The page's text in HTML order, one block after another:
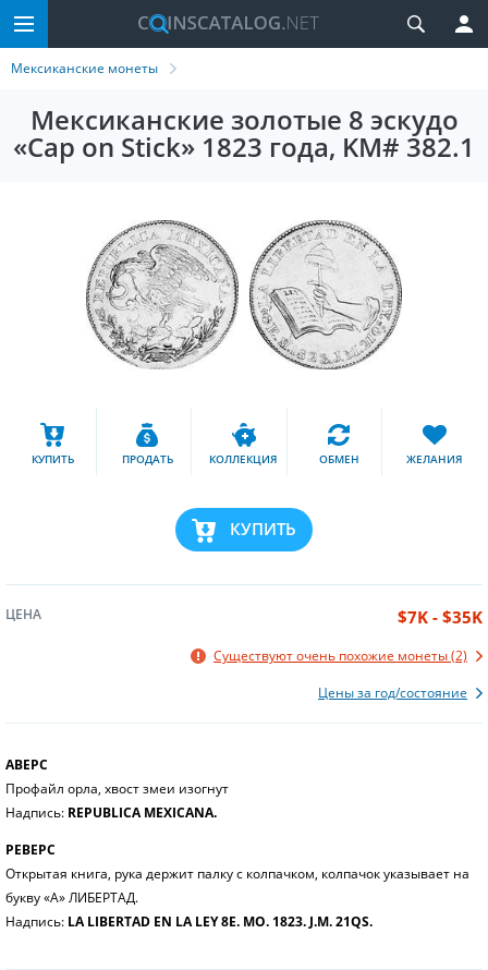
Мексиканские монеты
Мексиканские золотые 8 эскудо
«Cap on Stick» 1823 года, KM# 382.1
КУПИТЬ ПРОДАТЬ КОЛЛЕКЦИЯ ОБМЕН ЖЕЛАНИЯ
КУПИТЬ
ЦЕНА $7K - $35K
Существуют очень похожие монеты (2)
Цены за год/состояние
АВЕРС
Профайл орла, хвост змеи изогнут
Надпись: REPUBLICA MEXICANA.
РЕВЕРС
Открытая книга, рука держит палку с колпачком, колпачок указывает на
букву «А» ЛИБЕРТАД.
Надпись: LA LIBERTAD EN LA LEY 8E. MO. 1823. J.M. 21QS.